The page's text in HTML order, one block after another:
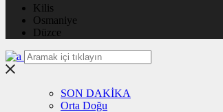
Kilis
Osmaniye
Düzce
SON DAKİKA
Orta Doğu